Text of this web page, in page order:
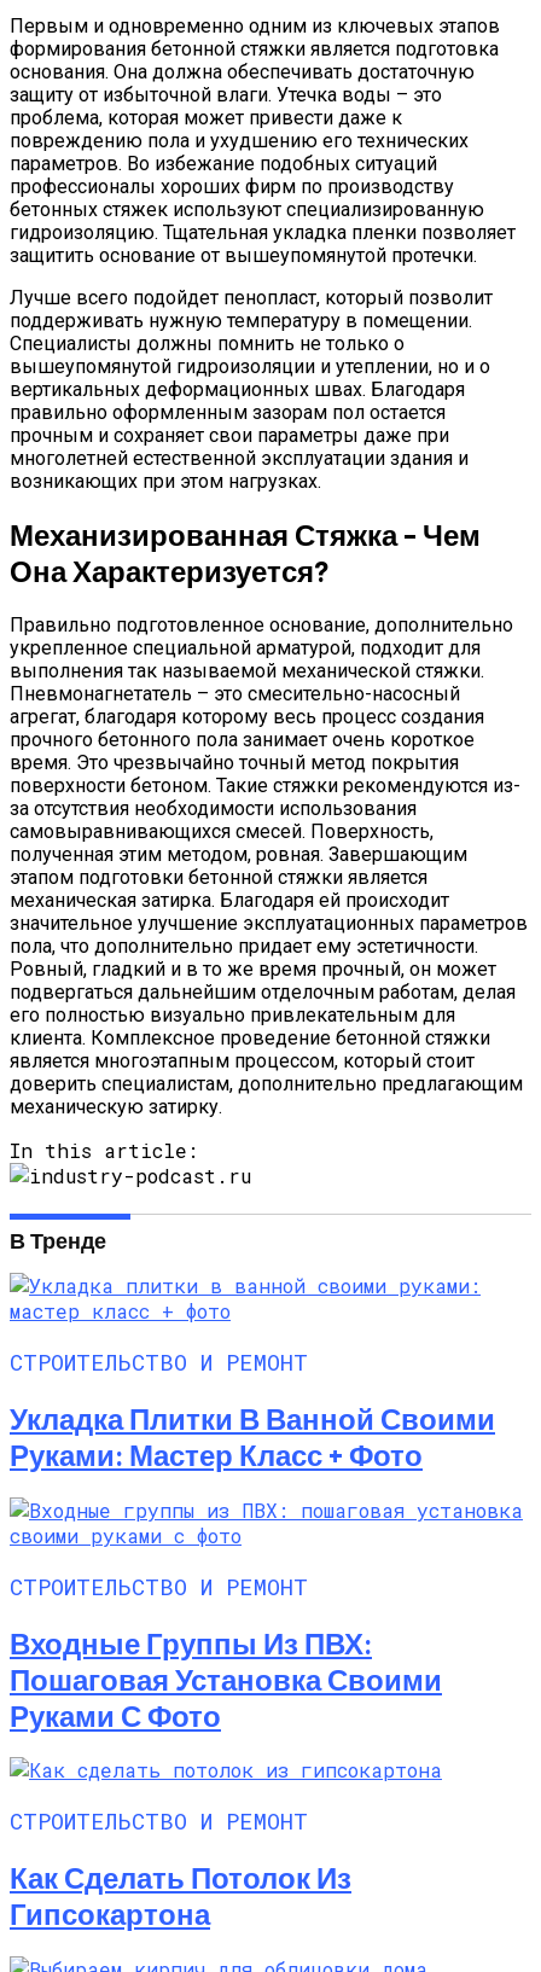
Первым и одновременно одним из ключевых этапов
формирования бетонной стяжки является подготовка
основания. Она должна обеспечивать достаточную
защиту от избыточной влаги. Утечка воды – это
проблема, которая может привести даже к
повреждению пола и ухудшению его технических
параметров. Во избежание подобных ситуаций
профессионалы хороших фирм по производству
бетонных стяжек используют специализированную
гидроизоляцию. Тщательная укладка пленки позволяет
защитить основание от вышеупомянутой протечки.
Лучше всего подойдет пенопласт, который позволит
поддерживать нужную температуру в помещении.
Специалисты должны помнить не только о
вышеупомянутой гидроизоляции и утеплении, но и о
вертикальных деформационных швах. Благодаря
правильно оформленным зазорам пол остается
прочным и сохраняет свои параметры даже при
многолетней естественной эксплуатации здания и
возникающих при этом нагрузках.
Механизированная Стяжка – Чем
Она Характеризуется?
Правильно подготовленное основание, дополнительно
укрепленное специальной арматурой, подходит для
выполнения так называемой механической стяжки.
Пневмонагнетатель – это смесительно-насосный
агрегат, благодаря которому весь процесс создания
прочного бетонного пола занимает очень короткое
время. Это чрезвычайно точный метод покрытия
поверхности бетоном. Такие стяжки рекомендуются из-
за отсутствия необходимости использования
самовыравнивающихся смесей. Поверхность,
полученная этим методом, ровная. Завершающим
этапом подготовки бетонной стяжки является
механическая затирка. Благодаря ей происходит
значительное улучшение эксплуатационных параметров
пола, что дополнительно придает ему эстетичности.
Ровный, гладкий и в то же время прочный, он может
подвергаться дальнейшим отделочным работам, делая
его полностью визуально привлекательным для
клиента. Комплексное проведение бетонной стяжки
является многоэтапным процессом, который стоит
доверить специалистам, дополнительно предлагающим
механическую затирку.
In this article:
В Тренде
СТРОИТЕЛЬСТВО И РЕМОНТ
Укладка Плитки В Ванной Своими
Руками: Мастер Класс + Фото
СТРОИТЕЛЬСТВО И РЕМОНТ
Входные Группы Из ПВХ:
Пошаговая Установка Своими
Руками С Фото
СТРОИТЕЛЬСТВО И РЕМОНТ
Как Сделать Потолок Из
Гипсокартона